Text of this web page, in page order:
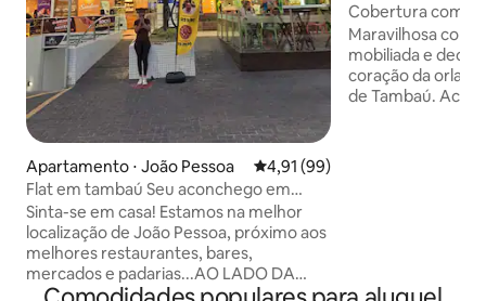
Apartamento ⋅ João Pessoa 4,91 de uma avaliação média
4,91 (99)
Flat em tambaú Seu aconchego em
frente ao mar
Sinta-se em casa! Estamos na melhor
localização de João Pessoa, próximo aos
melhores restaurantes, bares,
mercados e padarias...AO LADO DA
FEIRINHA DE ARTESANATO DE TAMBAÚ.
Cobertura com
de Tambaú
Maravilhosa
mobiliada e
coração da orla
de Tambaú. Acomoda até 6 pessoas e